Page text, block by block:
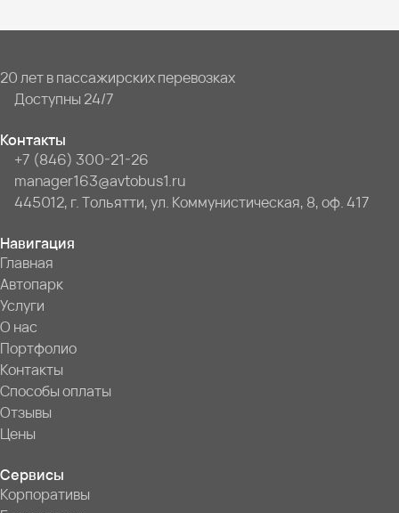
20 лет в пассажирских перевозках
Доступны 24/7
Контакты
+7 (846) 300-21-26
manager163@avtobus1.ru
445012, г. Тольятти, ул. Коммунистическая, 8, оф. 417
Навигация
Главная
Автопарк
Услуги
О нас
Портфолио
Контакты
Способы оплаты
Отзывы
Цены
Сервисы
Корпоративы